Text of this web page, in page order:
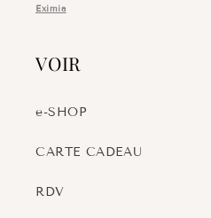
Eximia
VOIR
e-SHOP
CARTE CADEAU
RDV